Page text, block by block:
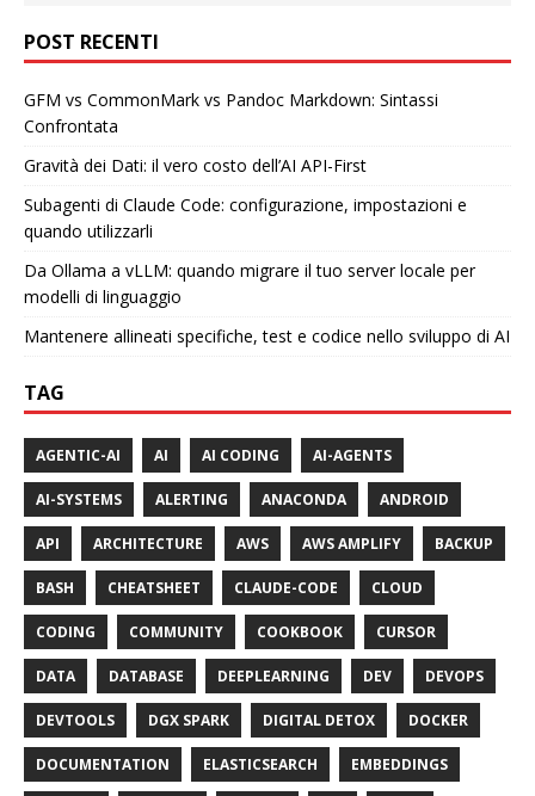
POST RECENTI
GFM vs CommonMark vs Pandoc Markdown: Sintassi
Confrontata
Gravità dei Dati: il vero costo dell’AI API-First
Subagenti di Claude Code: configurazione, impostazioni e
quando utilizzarli
Da Ollama a vLLM: quando migrare il tuo server locale per
modelli di linguaggio
Mantenere allineati specifiche, test e codice nello sviluppo di AI
TAG
AGENTIC-AI AI AI CODING AI-AGENTS
AI-SYSTEMS ALERTING ANACONDA ANDROID
API ARCHITECTURE AWS AWS AMPLIFY BACKUP
BASH CHEATSHEET CLAUDE-CODE CLOUD
CODING COMMUNITY COOKBOOK CURSOR
DATA DATABASE DEEPLEARNING DEV DEVOPS
DEVTOOLS DGX SPARK DIGITAL DETOX DOCKER
DOCUMENTATION ELASTICSEARCH EMBEDDINGS